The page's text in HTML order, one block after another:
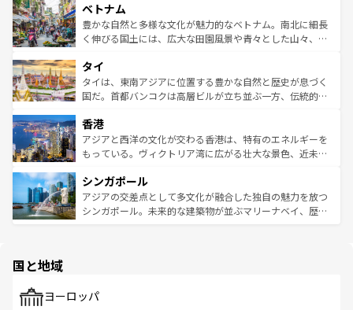
参照してほしい。
容にもいいと評判のスイーツなど、バラエティ豊かな料理
が味わえる。 なお、新着の台湾情報は コンテンツ一覧を参
照してほしい。
き、地方に足を延ばせば四季折々の自然美を楽しむことが
できる。そして、キムチや焼肉、絶品のストリートフード
まで、さまざまな韓国料理が待っている。夜には、韓国な
リティに包まれながら、韓国の多彩な魅力を心ゆくまで味
わってみてほしい。 なお、新着の韓国情報はコンテンツ一
覧を参照してほしい。
ベトナム
豊かな自然と多様な文化が魅力的なベトナム。南北に細長
く伸びる国土には、広大な田園風景や青々とした山々、世
急速な発展と共に伝統が息づく。ハノイの古い町並みやホ
ーチミン市のフランス統治時代の建物も、独特の雰囲気を
醸し出している。また、バラエティの豊かさとおいしさで
とつ。フォーやバインミー、ベトナムコーヒーなどは、ぜ
ひ現地で味わいたい。どの地域を訪れてもあたたかい人々
が旅行者を迎えてくれるので、きっと忘れられない旅にな
参照してほしい。
タイ
タイは、東南アジアに位置する豊かな自然と歴史が息づく
国だ。首都バンコクは高層ビルが立ち並ぶ一方、伝統的な
の活気が交差している。北部ではチェンマイなどの山岳地
帯で自然と触れ合い、南部ではプーケットやクラビの美し
いビーチでリゾート気分を楽しむことができる。タイ料理
激する。気候は一年中温暖で、どの季節にも異なる楽しみ
が待っている。親しみやすいタイの人々、仏教を中心とし
た文化、そして多様な観光資源が、訪れる旅人を魅了し続
香港
アジアと西洋の文化が交わる香港は、特有のエネルギーを
もっている。ヴィクトリア湾に広がる壮大な景色、近未来
み、どこを訪れても感動するはず。観光スポットが密集し
ており、効率よく見どころを回れるのも魅力。息をのむよ
うな絶景から文化的な体験まで、香港を存分に楽しみ尽く
シンガポール
アジアの交差点として多文化が融合した独自の魅力を放つ
シンガポール。未来的な建築物が並ぶマリーナベイ、歴史
で、ホーカーズは地元の風情を楽しめる外せないスポット
国と地域
ヨーロッパ